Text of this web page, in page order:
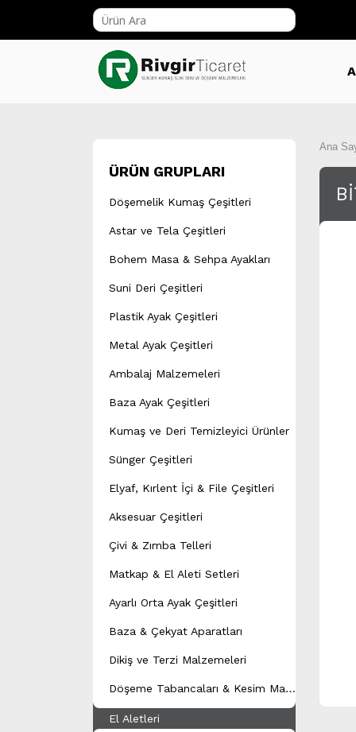
ÜRÜN GRUPLARI
Döşemelik Kumaş Çeşitleri
Astar ve Tela Çeşitleri
Bohem Masa & Sehpa Ayakları
Suni Deri Çeşitleri
Plastik Ayak Çeşitleri
Metal Ayak Çeşitleri
Ambalaj Malzemeleri
Baza Ayak Çeşitleri
Kumaş ve Deri Temizleyici Ürünler
Sünger Çeşitleri
Elyaf, Kırlent İçi & File Çeşitleri
Aksesuar Çeşitleri
Çivi & Zımba Telleri
Matkap & El Aleti Setleri
Ayarlı Orta Ayak Çeşitleri
Baza & Çekyat Aparatları
Dikiş ve Terzi Malzemeleri
D
öşeme Tabancaları & Kesim Makineleri
El Aletleri
Ana